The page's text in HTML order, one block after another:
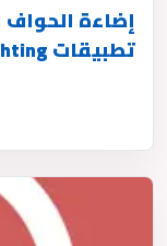
إضاءة
تطبيقات Edge Lighting للأندرويد